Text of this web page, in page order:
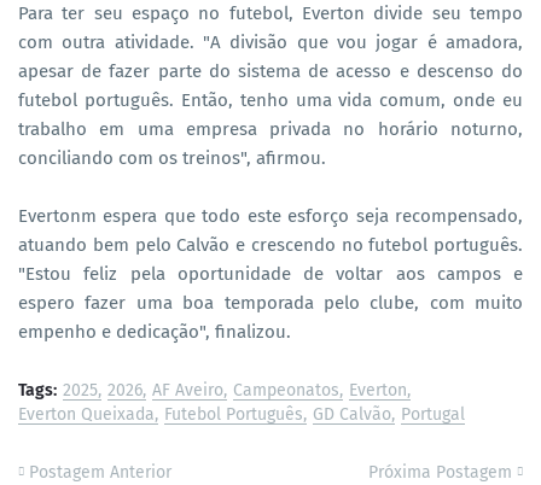
Para ter seu espaço no futebol, Everton divide seu tempo
com outra atividade. "A divisão que vou jogar é amadora,
apesar de fazer parte do sistema de acesso e descenso do
futebol português. Então, tenho uma vida comum, onde eu
trabalho em uma empresa privada no horário noturno,
conciliando com os treinos", afirmou.
Evertonm espera que todo este esforço seja recompensado,
atuando bem pelo Calvão e crescendo no futebol português.
"Estou feliz pela oportunidade de voltar aos campos e
espero fazer uma boa temporada pelo clube, com muito
empenho e dedicação", finalizou.
Tags: 2025 2026 AF Aveiro Campeonatos Everton
Everton Queixada Futebol Português GD Calvão Portugal
Postagem Anterior Próxima Postagem